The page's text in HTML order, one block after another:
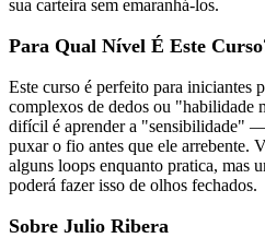
sua carteira sem emaranhá-los.
Para Qual Nível É Este
Este curso é perfeito para iniciantes
complexos de dedos ou "habilidade
difícil é aprender a "sensibilidade"
puxar o fio antes que ele arrebente.
alguns loops enquanto pratica, mas
poderá fazer isso de olhos fechados.
Sobre Julio Ribera